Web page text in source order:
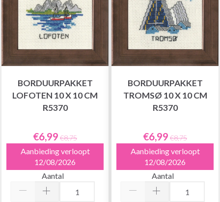
BORDUURPAKKET
LOFOTEN 10 X 10 CM
R5370
€6,99 €8,75
Aanbieding verloopt
12/08/2026
Aantal
BORDUURPAKKET
TROMSØ 10 X 10 CM
R5370
€6,99 €8,75
Aanbieding verloopt
12/08/2026
Aantal